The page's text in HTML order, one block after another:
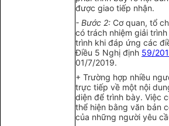
được giao tiếp nhận.
- Bước 2: Cơ quan, tổ
có trách nhiệm giải
trình khi đáp ứng các
Điều 5 Nghị định 59/
01/7/2019.
+ Trường hợp nhiều
trực tiếp về một nội
diện để trình bày. Việc
thể hiện bằng văn bản
của những người yêu